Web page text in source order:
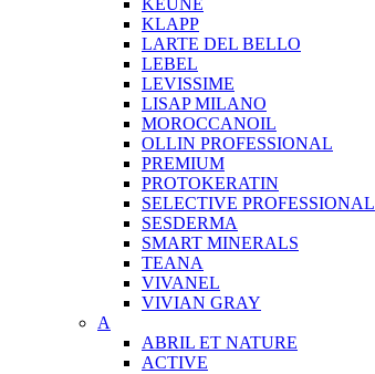
KEUNE
KLAPP
LARTE DEL BELLO
LEBEL
LEVISSIME
LISAP MILANO
MOROCCANOIL
OLLIN PROFESSIONAL
PREMIUM
PROTOKERATIN
SELECTIVE PROFESSIONAL
SESDERMA
SMART MINERALS
TEANA
VIVANEL
VIVIAN GRAY
A
ABRIL ET NATURE
ACTIVE